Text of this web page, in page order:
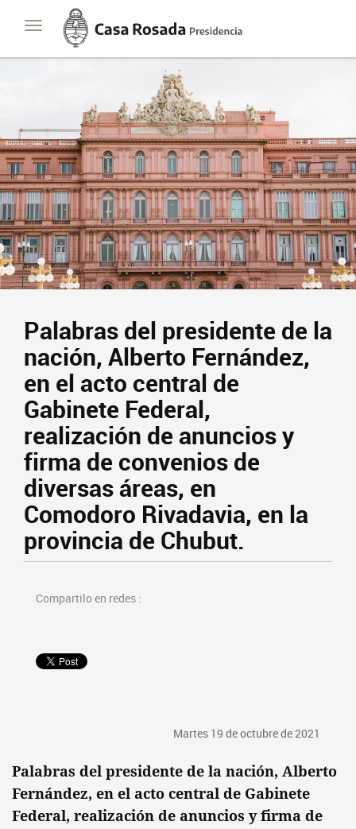
Toggle
navigation
Casa
Rosada
Presidencia
de
Palabras del presidente de la
nación, Alberto Fernández,
en el acto central de
Gabinete Federal,
realización de anuncios y
firma de convenios de
diversas áreas, en
Comodoro Rivadavia, en la
provincia de Chubut.
Compartilo en redes :
Martes 19 de octubre de 2021
Palabras del presidente de la nación, Alberto
Fernández, en el acto central de Gabinete
Federal, realización de anuncios y firma de